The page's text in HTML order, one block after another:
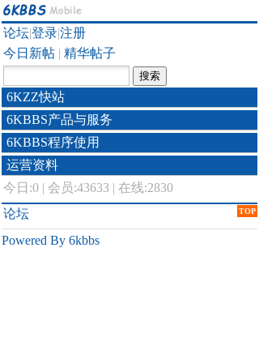
论坛|登录|注册
今日新帖 | 精华帖子
6KZZ快站
6KBBS产品与服务
6KBBS程序使用
运营资料
今日:0 | 会员:43633 | 在线:2830
TOP
论坛
Powered By 6kbbs